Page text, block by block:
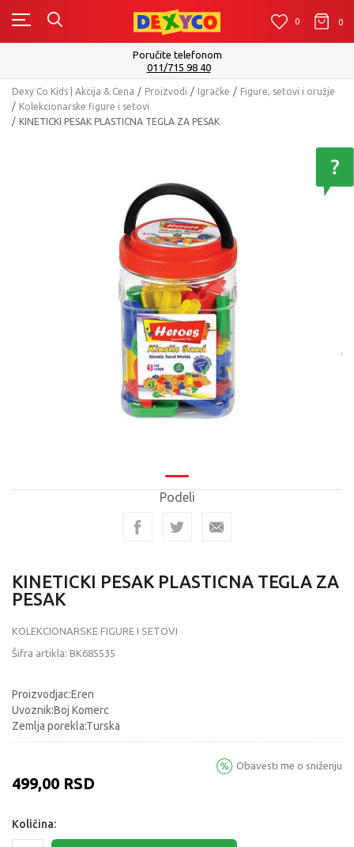
0 0 0
Poručite telefonom
011/715 98 40
Dexy Co Kids | Akcija & Cena Proizvodi Igračke
Figure, setovi i oružje
Kolekcionarske figure i setovi
KINETICKI PESAK PLASTICNA TEGLA ZA PESAK
Podeli
KINETICKI PESAK PLASTICNA TEGLA ZA
PESAK
KOLEKCIONARSKE FIGURE I SETOVI
Šifra artikla: BK685535
Proizvodjac:Eren
Uvoznik:Boj Komerc
Zemlja porekla:Turska
499,00 RSD
Obavesti me o sniženju
Količina: